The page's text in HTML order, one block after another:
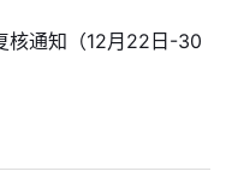
核通知（12月22日-30